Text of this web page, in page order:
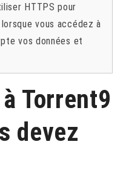
HTTPS pour
vous accédez à
vos données et
Torrent9
devez